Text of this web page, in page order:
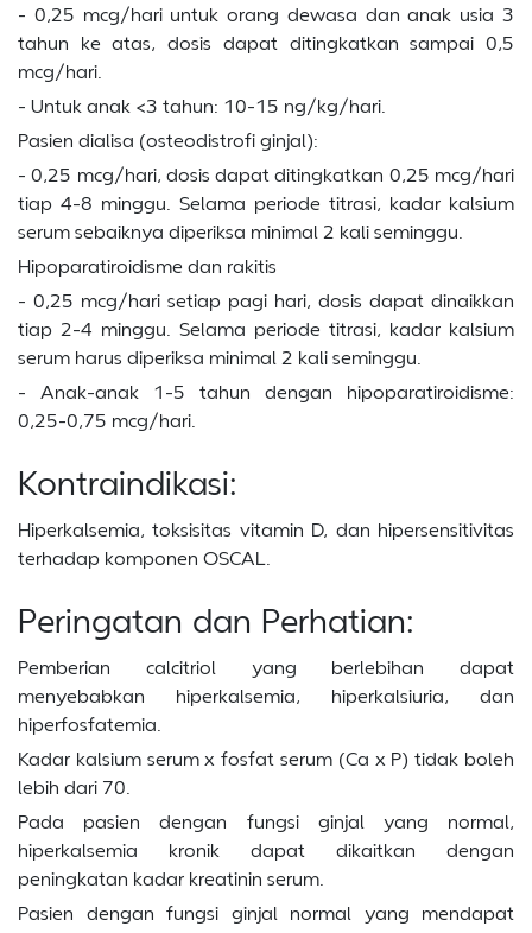
- 0,25 mcg/hari untuk orang dewasa dan anak usia 3
tahun ke atas, dosis dapat ditingkatkan sampai 0,5
mcg/hari.
- Untuk anak <3 tahun: 10-15 ng/kg/hari.
Pasien dialisa (osteodistrofi ginjal):
- 0,25 mcg/hari, dosis dapat ditingkatkan 0,25 mcg/hari
tiap 4-8 minggu. Selama periode titrasi, kadar kalsium
serum sebaiknya diperiksa minimal 2 kali seminggu.
Hipoparatiroidisme dan rakitis
- 0,25 mcg/hari setiap pagi hari, dosis dapat dinaikkan
tiap 2-4 minggu. Selama periode titrasi, kadar kalsium
serum harus diperiksa minimal 2 kali seminggu.
- Anak-anak 1-5 tahun dengan hipoparatiroidisme:
0,25-0,75 mcg/hari.
Kontraindikasi:
Hiperkalsemia, toksisitas vitamin D, dan hipersensitivitas
terhadap komponen OSCAL.
Peringatan dan Perhatian:
Pemberian calcitriol yang berlebihan dapat
menyebabkan hiperkalsemia, hiperkalsiuria, dan
hiperfosfatemia.
Kadar kalsium serum x fosfat serum (Ca x P) tidak boleh
lebih dari 70.
Pada pasien dengan fungsi ginjal yang normal,
hiperkalsemia kronik dapat dikaitkan dengan
peningkatan kadar kreatinin serum.
Pasien dengan fungsi ginjal normal yang mendapat